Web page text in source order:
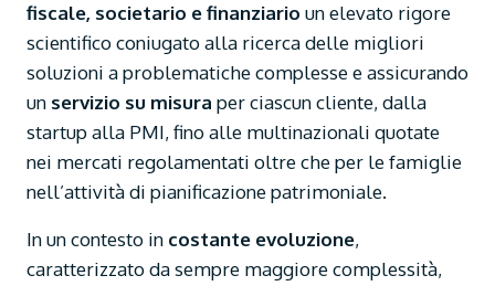
fiscale, societario e finanziario un elevato rigore
scientifico coniugato alla ricerca delle migliori
soluzioni a problematiche complesse e assicurando
un servizio su misura per ciascun cliente, dalla
startup alla PMI, fino alle multinazionali quotate
nei mercati regolamentati oltre che per le famiglie
nell’attività di pianificazione patrimoniale.
In un contesto in costante evoluzione,
caratterizzato da sempre maggiore complessità,